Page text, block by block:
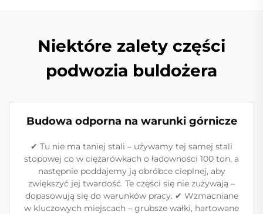
Niektóre zalety części
podwozia buldożera
Budowa odporna na warunki górnicze
✔ Tu nie ma taniej stali – używamy tej samej stali
stopowej co w ciężarówkach o ładowności 100 ton, a
następnie poddajemy ją obróbce cieplnej, aby
zwiększyć jej twardość. Te części ​​się nie zużywają –
dopasowują się do warunków pracy. ✔ Wzmacniane
w kluczowych miejscach – grubsze wałki, hartowane